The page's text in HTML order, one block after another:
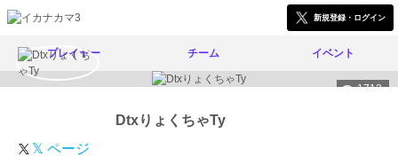
新規登録・ログイン
プレイヤー チーム イベント
1713
DtxりょくちゃTy
𝕏 ページ